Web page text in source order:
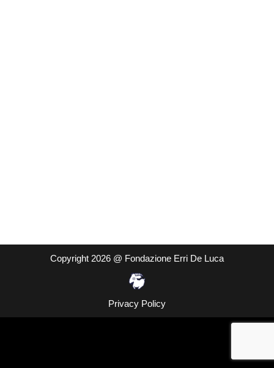
Copyright 2026 @ Fondazione Erri De Luca
Privacy Policy